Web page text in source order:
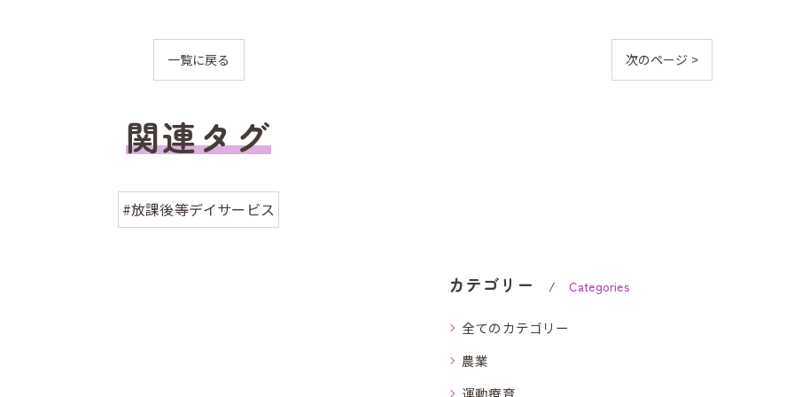
一覧に戻る 次のページ >
関連タグ
#放課後等デイサービス
カテゴリー Categories
全てのカテゴリー
農業
運動療育